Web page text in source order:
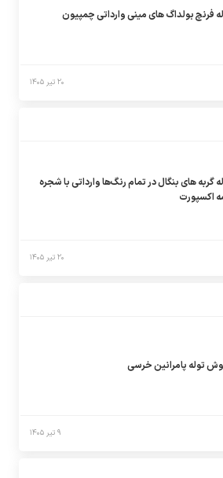
فرنچ بولداگ های مینی وارداتی چمپیون
۲۰ تیر ۱۴۰۵
گربه های بنگال در تمام رنگ‌ها وارداتی با شجره
اکسپورت
۲۰ تیر ۱۴۰۵
توله پامرانین خرسی
۹ تیر ۱۴۰۵